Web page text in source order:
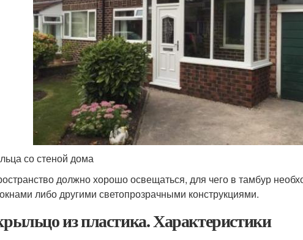
со стеной дома
должно хорошо освещаться, для чего в тамбур
либо другими светопрозрачными конструкциями.
из пластика. Характеристики